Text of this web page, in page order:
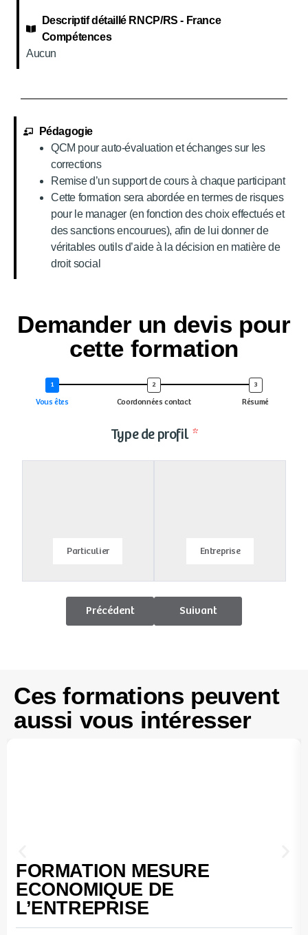
Descriptif détaillé RNCP/RS - France
Compétences
Aucun
Pédagogie
QCM pour auto-évaluation et échanges sur les
corrections
Remise d’un support de cours à chaque participant
Cette formation sera abordée en termes de risques
pour le manager (en fonction des choix effectués et
des sanctions encourues), afin de lui donner de
véritables outils d’aide à la décision en matière de
droit social
Demander un devis pour
cette formation
Vous êtes Coordonnées contact Résumé
Type de profil
Particulier Entreprise
Précédent Suivant
Ces formations peuvent
aussi vous intéresser
FORMATION MESURE
ECONOMIQUE DE
L’ENTREPRISE